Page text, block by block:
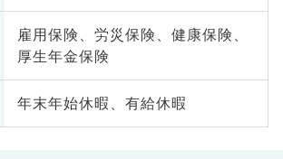
雇用保険、労災保険、健康保険、
厚生年金保険
年末年始休暇、有給休暇